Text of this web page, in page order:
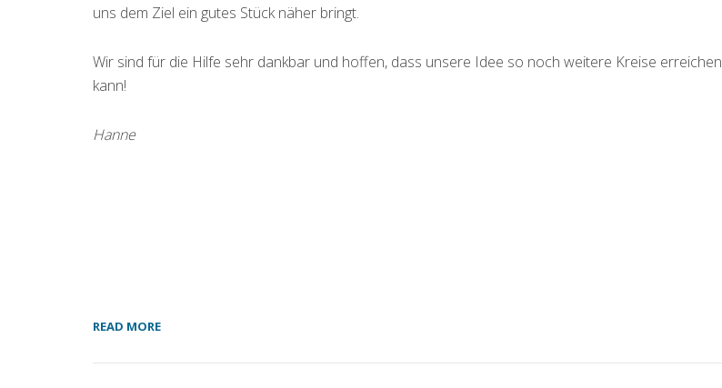
uns dem Ziel ein gutes Stück näher bringt.
Wir sind für die Hilfe sehr dankbar und hoffen, dass unsere Idee so noch weitere Kreise erreichen
kann!
Hanne
READ MORE